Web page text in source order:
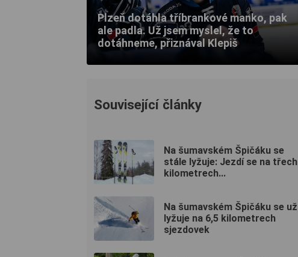
Plzeň dotáhla tříbrankové manko, pak
ale padla. Už jsem myslel, že to
dotáhneme, přiznával Klepiš
Související články
Na šumavském Špičáku se
stále lyžuje: Jezdí se na třech
kilometrech...
Na šumavském Špičáku se už
lyžuje na 6,5 kilometrech
sjezdovek